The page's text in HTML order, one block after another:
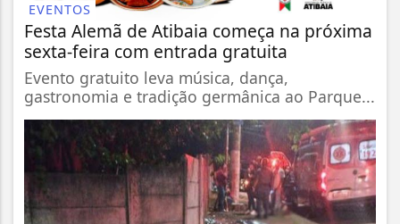
EVENTOS
Festa Alemã de Atibaia começa na próxima
sexta-feira com entrada gratuita
Evento gratuito leva música, dança,
gastronomia e tradição germânica ao Parque...